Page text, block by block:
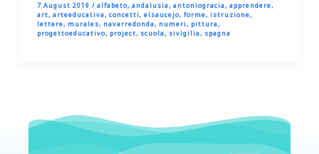
7 August 2019 / alfabeto, andalusia, antoniogracia, apprendere,
art, arteeducativa, concetti, elsaucejo, forme, istruzione,
lettere, murales, navarredonda, numeri, pittura,
progettoeducativo, project, scuola, sivigilia, spagna